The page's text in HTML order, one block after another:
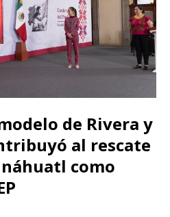
de Rivera y
al rescate
como